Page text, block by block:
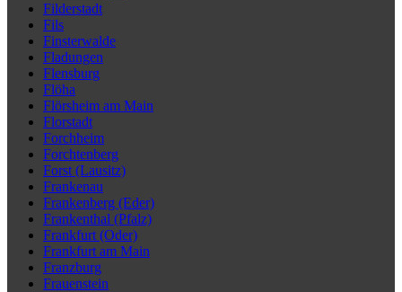
Filderstadt
Fils
Finsterwalde
Fladungen
Flensburg
Flöha
Flörsheim am Main
Florstadt
Forchheim
Forchtenberg
Forst (Lausitz)
Frankenau
Frankenberg (Eder)
Frankenthal (Pfalz)
Frankfurt (Oder)
Frankfurt am Main
Franzburg
Frauenstein